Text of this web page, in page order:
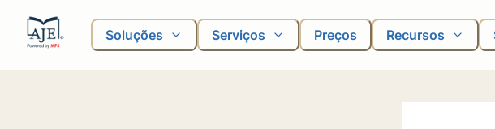
Soluções Serviços Preços Recursos